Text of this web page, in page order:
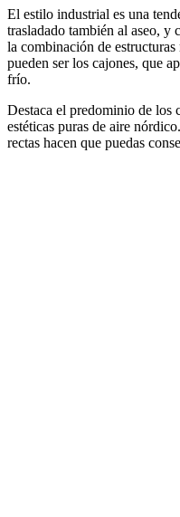
El estilo industrial es una
trasladado también al aseo, y
la combinación de
pueden ser los cajones, que
frío.
Destaca el predominio de los
estéticas puras de aire
rectas hacen que puedas